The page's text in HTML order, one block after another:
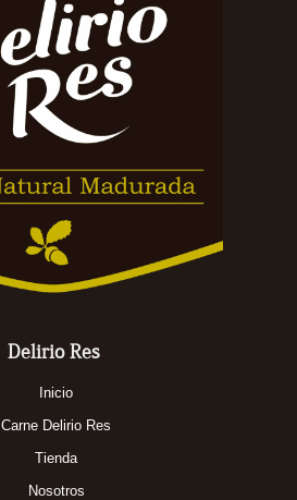
Delirio Res
Inicio
Carne Delirio Res
Tienda
Nosotros